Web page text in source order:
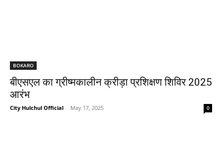
BOKARO
बीएसएल का ग्रीष्मकालीन क्रीड़ा प्रशिक्षण शिविर 2025
आरंभ
City Hulchul Official - May 17, 2025 0